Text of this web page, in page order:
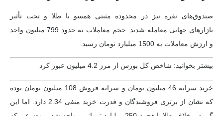
صندوق‌های نقره نیز در محدوده مثبتی همسو با طلا و تحت تأثیر
بازارهای جهانی معامله شدند. حجم معاملات به حدود 799 میلیون واحد
و ارزش معاملات به 1500 میلیارد تومان رسید.
بیشتر بخوانید: شاخص کل بورس از مرز 4.2 میلیون عبور کرد
خرید سرانه 46 میلیون تومان و سرانه فروش 108 میلیون تومان بوده
که نشان از برتری فروشندگان و قدرت خرید منفی 2.34 دارد. اما این